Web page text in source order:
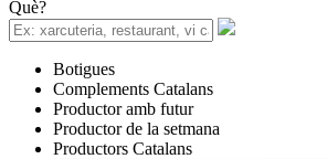
Què?
Botigues
Complements Catalans
Productor amb futur
Productor de la setmana
Productors Catalans